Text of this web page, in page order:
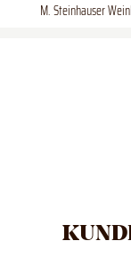
M. Steinhauser